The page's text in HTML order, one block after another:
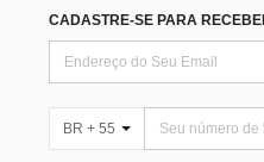
CADASTRE-SE PARA
BR + 55